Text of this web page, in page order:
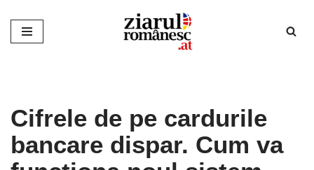
Sari
Cifrele de pe cardurile
bancare dispar. Cum va